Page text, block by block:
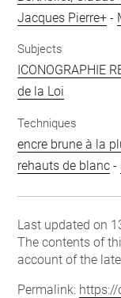
Jacques Pierre+ -
Subjects
ICONOGRAPHIE
de la Loi
Techniques
encre brune à la
rehauts de blanc -
Last updated on
The contents of
account of the
Permalink: